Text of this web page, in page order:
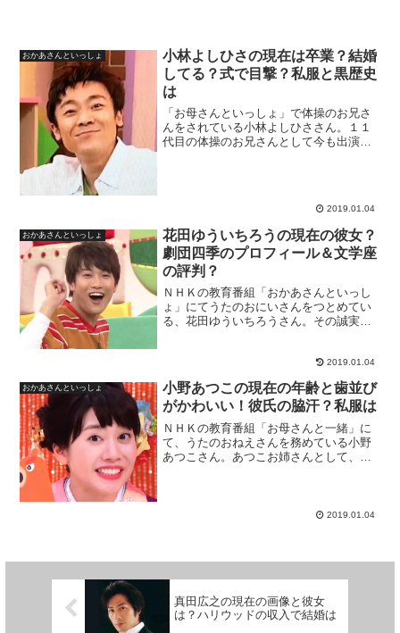
おかあさんといっしょ
小林よしひさの現在は卒業？結婚
してる？式で目撃？私服と黒歴史
は
「お母さんといっしょ」で体操のお兄さ
んをされている小林よしひささん。１１
代目の体操のお兄さんとして今も出演さ
2019.01.04
おかあさんといっしょ
花田ゆういちろうの現在の彼女？
劇団四季のプロフィール＆文学座
の評判？
ＮＨＫの教育番組「おかあさんといっし
ょ」にてうたのおにいさんをつとめてい
る、花田ゆういちろうさん。その誠実な
ゆういちろうお兄さんですが、現在熱愛
の彼女がいるとの情報が！...
2019.01.04
おかあさんといっしょ
小野あつこの現在の年齢と歯並び
がかわいい！彼氏の脇汗？私服は
ＮＨＫの教育番組「お母さんと一緒」に
て、うたのおねえさんを務めている小野
あつこさん。あつこお姉さんとして、子
2019.01.04
真田広之の現在の画像と彼女
は？ハリウッドの収入で結婚は